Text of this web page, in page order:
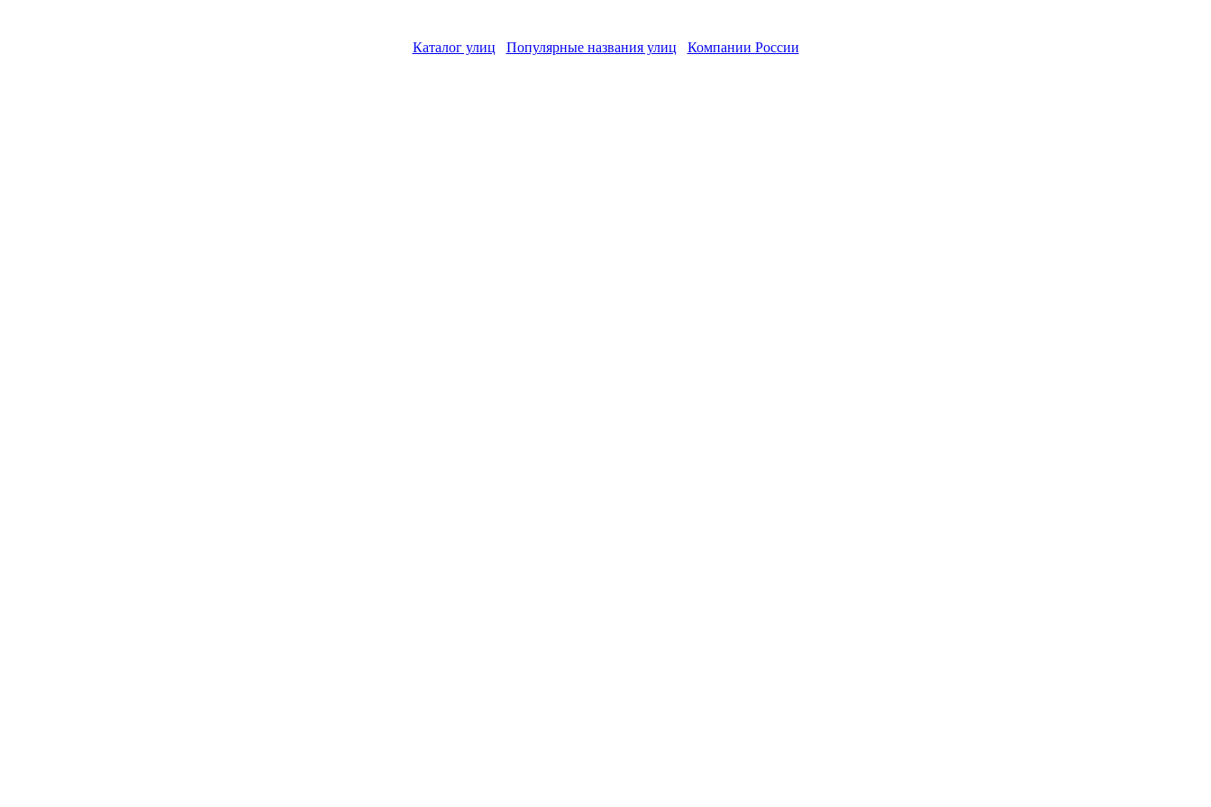
Каталог улиц Популярные названия улиц Компании России